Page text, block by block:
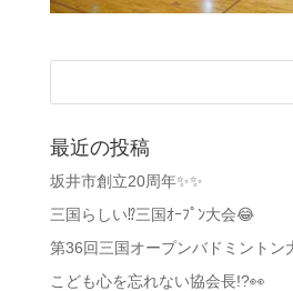
最近の投稿
坂井市創立20周年✨✨
三国らしい⁉️三国ｵｰﾌﾟﾝ大会😂
第36回三国オープンバドミントン
こども心を忘れない協会長!?👀